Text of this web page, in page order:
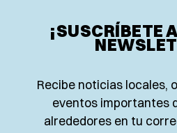
¡SUSCRÍBETE
Recibe noticias locales,
eventos importantes
alrededores en tu
Real Estate
Guía de Recursos
Edición